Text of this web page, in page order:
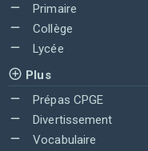
Primaire
Collège
Lycée
Plus
Prépas CPGE
Divertissement
Vocabulaire